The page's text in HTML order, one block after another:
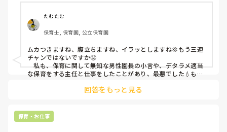
少ないと行事前で忙しくても1人上がってしまったり、7人ク
ラスなのに怪我が怖いからと職員を4人以上つけたりしてい
ます。3歳児クラスも加配や手が出る子がいて大変なのに、
そこには職員増やさないで、実際先日怪我がありました。
普段は、私は午前中から給食まで0,1で、その後1人担任の
2,4歳児に担任の休憩と入れ替わりで入っています。休憩は1
時間取って貰えるように、担任がいても1時間は確実にクラ
スにいるようにしています。
11:25-12:25、その後4歳児クラスに行きました。
つつ寝かしつけもしていました。
私は休憩時間として1時間部屋にいたのですが、所長が「4歳
たむたむ
保育士, 保育園, 公立保育園
ムカつきますね、腹立ちますね、イラッとしますね💢もう三連
チャンではないですか😤
私も、保育に関して無知な男性園長の小言や、デタラメ適当
な保育をする主任と仕事をしたことがあり、最悪でした💧もう
んですねー！」でやりきりましたよ😅そして、帰ってからよく
回答をもっと見る
保育・お仕事